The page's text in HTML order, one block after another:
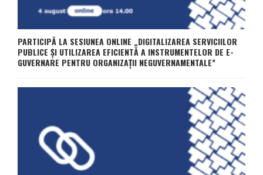
PARTICIPĂ LA SESIUNEA ONLINE „DIGITALIZAREA SERVICIILOR
PUBLICE ȘI UTILIZAREA EFICIENTĂ A INSTRUMENTELOR DE E-
GUVERNARE PENTRU ORGANIZAȚII NEGUVERNAMENTALE”